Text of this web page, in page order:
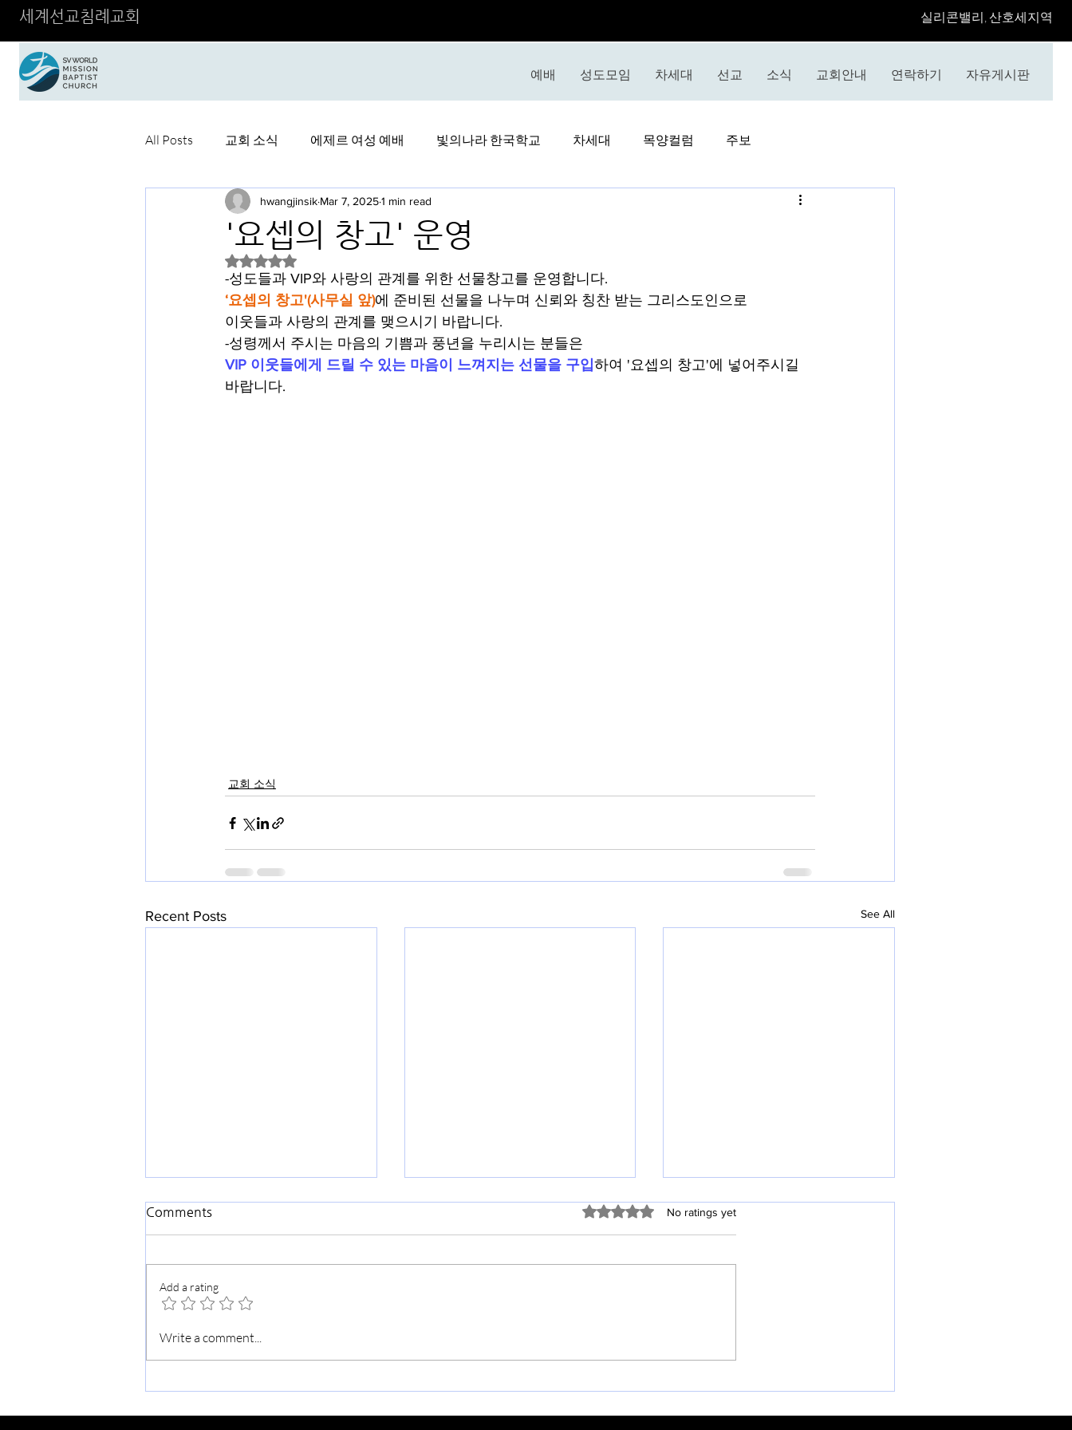
세계선교침례교회 ​실리콘밸리, 산호세지역
예배 성도모임 차세대 선교 소식 교회안내 연락하기 자유게시판
All Posts 교회 소식 에제르 여성 예배 빛의나라 한국학교 차세대 목양컬럼 주보
'요셉의 창고' 운영
hwangjinsik Mar 7, 20251 min read
Rated NaN out of 5 stars.
-성도들과 VIP와 사랑의 관계를 위한 선물창고를 운영합니다.
‘요셉의 창고'(사무실 앞)에 준비된 선물을 나누며 신뢰와 칭찬 받는 그리스도인으로
이웃들과 사랑의 관계를 맺으시기 바랍니다.
-성령께서 주시는 마음의 기쁨과 풍년을 누리시는 분들은
VIP 이웃들에게 드릴 수 있는 마음이 느껴지는 선물을 구입하여 '요셉의 창고'에 넣어주시길
바랍니다.
교회 소식
Recent Posts See All
가을맞이 교회대청소
Comments Rated 0 out of 5 stars.
No ratings yet
Add a rating
Write a comment...